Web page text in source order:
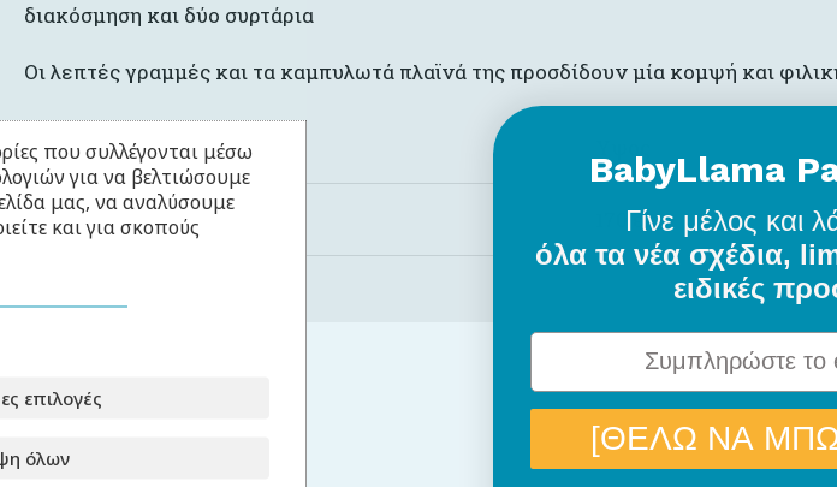
διακόσμηση και δύο συρτάρια
Οι λεπτές γραμμές και τα καμπυλωτά πλαϊνά της προσδίδουν μία κομψή και
Πλάτος
55 εκ. 170 εκ.
που συλλέγονται μέσω
για να βελτιώσουμε
μας, να αναλύσουμε
και για σκοπούς
επιλογές
όλων
BabyLlama
Γίνε μέλος και
όλα τα νέα σχέδια,
ειδικές
[ΘΕΛΩ ΝΑ ΜΠΩ